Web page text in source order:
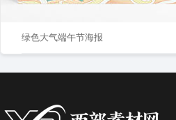
绿色大气端午节海报